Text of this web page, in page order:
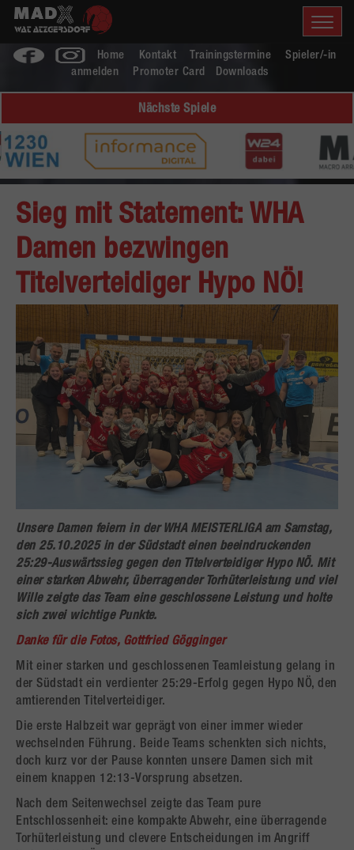
Home Kontakt Trainingstermine
Spieler/-in
anmelden
Promoter Card Downloads
Nächste Spiele
Sieg mit Statement: WHA
Damen bezwingen
Titelverteidiger Hypo NÖ!
Unsere Damen feiern in der WHA MEISTERLIGA am Samstag,
den 25.10.2025 in der Südstadt einen beeindruckenden
25:29-Auswärtssieg gegen den Titelverteidiger Hypo NÖ. Mit
einer starken Abwehr, überragender Torhüterleistung und viel
Wille zeigte das Team eine geschlossene Leistung und holte
sich zwei wichtige Punkte.
Danke für die Fotos, Gottfried Gögginger
Mit einer starken und geschlossenen Teamleistung gelang in
der Südstadt ein verdienter 25:29-Erfolg gegen Hypo NÖ, den
amtierenden Titelverteidiger.
Die erste Halbzeit war geprägt von einer immer wieder
wechselnden Führung. Beide Teams schenkten sich nichts,
doch kurz vor der Pause konnten unsere Damen sich mit
einem knappen 12:13-Vorsprung absetzen.
Nach dem Seitenwechsel zeigte das Team pure
Entschlossenheit: eine kompakte Abwehr, eine überragende
Torhüterleistung und clevere Entscheidungen im Angriff